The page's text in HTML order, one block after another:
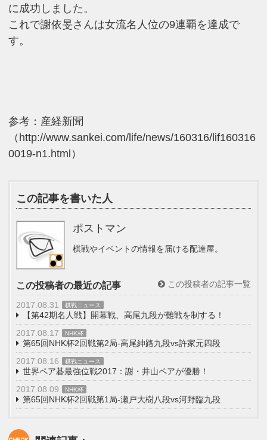
に成功しました。
これで謝依旻さんは女流名人位の9連覇を達成で
す。
参考：産経新聞
（http://www.sankei.com/life/news/160316/lif160316
0019-n1.html）
この記事を書いた人
ポストマン
棋戦やイベントの情報を届ける配達屋。
この投稿者の最近の記事 この投稿者の記事一覧
2017.08.31 棋戦ニュース
【第42期名人戦】開幕戦、高尾九段が難戦を制する！
2017.08.17
NHK杯
第65回NHK杯2回戦第2局-高尾紳路九段vs許家元四段
2017.08.16
棋戦ニュース
世界ペア碁最強位戦2017：謝・井山ペアが優勝！
2017.08.09
NHK杯
第65回NHK杯2回戦第1局-瀬戸大樹八段vs河野臨九段